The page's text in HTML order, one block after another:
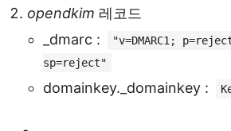
opendkim 레코드
_dmarc :
"v=DMARC1;
sp=reject"
domainkey._domainkey :